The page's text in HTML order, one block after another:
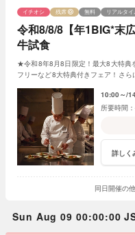
令和8/8/8【年1BIG*末
牛試食
イチオシ 残席 無料 リアルタ
★令和8年8月8日限定！最大8大特典
フリーなど8大特典付きフェア！さら
10:00～
詳しく
同日開催の
Sun Aug 09 00:00:00